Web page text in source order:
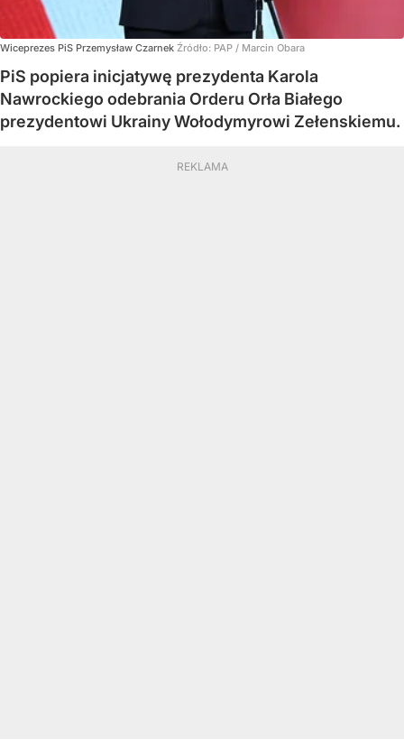
Wiceprezes PiS Przemysław Czarnek Źródło: PAP / Marcin Obara
PiS popiera inicjatywę prezydenta Karola
Nawrockiego odebrania Orderu Orła Białego
prezydentowi Ukrainy Wołodymyrowi Zełenskiemu.